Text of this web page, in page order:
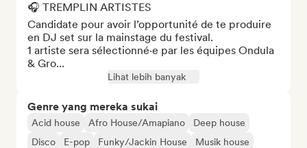
🎧 TREMPLIN ARTISTES
Candidate pour avoir l’opportunité de te produire
en DJ set sur la mainstage du festival.
1 artiste sera sélectionné·e par les équipes Ondula
& Gro...
Lihat lebih banyak
Genre yang mereka sukai
Acid house Afro House/Amapiano
Deep house
Disco
E-pop Funky/Jackin House
Musik house